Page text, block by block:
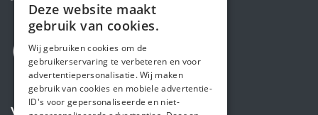
ENGLISH
Deze website maakt
gebruik van cookies.
Wij gebruiken cookies om de
gebruikerservaring te verbeteren en voor
advertentiepersonalisatie. Wij maken
gebruik van cookies en mobiele advertentie-
ID's voor gepersonaliseerde en niet-